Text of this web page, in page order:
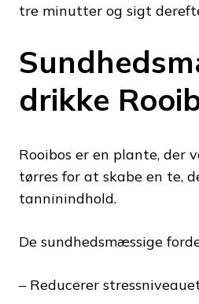
tre minutter og sigt
drikke
Rooibos er en plante, der
tørres for at skabe en te,
tanninindhold.
De sundhedsmæssige
– Reducerer